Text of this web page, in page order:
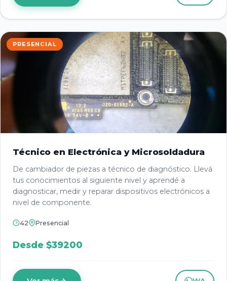
PRESENCIAL
Técnico en Electrónica y Microsoldadura
De cambiador de piezas a técnico de diagnóstico. Llevá
tus conocimientos al siguiente nivel y aprendé a
diagnosticar, medir y reparar dispositivos electrónicos a
nivel de componente.
42 Presencial
Desde $39200